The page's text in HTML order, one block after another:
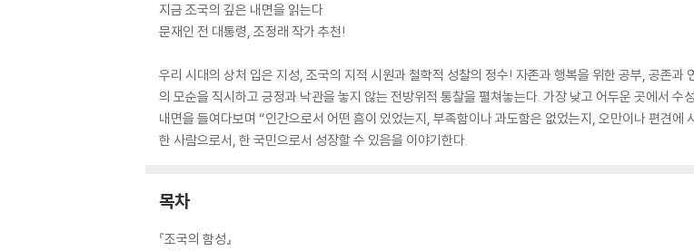
지금 조국의 깊은 내면을 읽는다
문재인 전 대통령, 조정래 작가 추천!
우리 시대의 상처 입은 지성, 조국의 지적 시원과 철학적 성찰의 정수! 자존과 행복을 위한 공부, 공존
의 모순을 직시하고 긍정과 낙관을 놓지 않는 전방위적 통찰을 펼쳐놓는다. 가장 낮고 어두운 곳에서
내면을 들여다보며 “인간으로서 어떤 흠이 있었는지, 부족함이나 과도함은 없었는지, 오만이나 편견
한 사람으로서, 한 국민으로서 성장할 수 있음을 이야기한다.
목차
『조국의 함성』